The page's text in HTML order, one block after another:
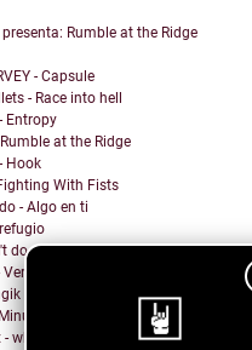
presenta: Rumble at the Ridge
- Capsule
- Race into hell
Entropy
at the Ridge
Hook
With Fists
- Algo en ti
do anything
(2022 Remastered) (Remix ...
what happened to yesterday?